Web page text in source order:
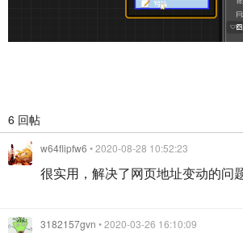
6 回帖
w64flipfw6 • 2020-08-28 10:52:23
很实用，解决了网页地址变动的问
3182157gvn • 2020-03-26 16:10:09